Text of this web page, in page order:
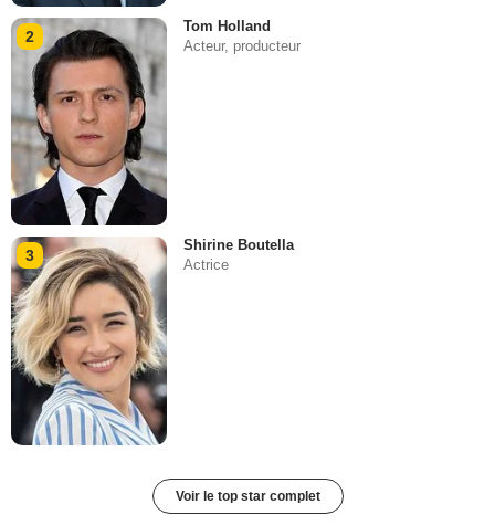
2
Tom Holland
Acteur, producteur
3
Shirine Boutella
Actrice
Voir le top star complet